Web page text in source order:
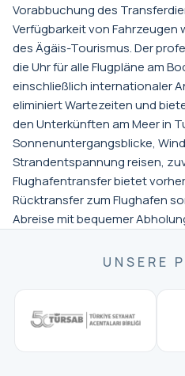
Vorabbuchung des
Verfügbarkeit von Fahrzeugen
des Ägäis-Tourismus. Der
die Uhr für alle Flugpläne am
einschließlich internationaler
eliminiert Wartezeiten und
den Unterkünften am Meer in
Sonnenuntergangsblicke,
Strandentspannung reisen,
Flughafentransfer bietet
Rücktransfer zum Flughafen
Abreise mit bequemer
UNSERE